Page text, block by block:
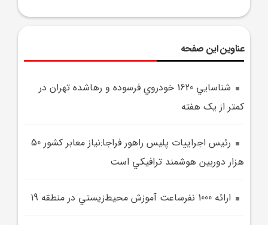
عناوین این صفحه
شناسايي 1620 خودروي فرسوده و رهاشده تهران در
کمتر از يک هفته
رئيس اجراييات پليس راهور فراجا:نياز معابر کشور 50
هزار دوربين هوشمند ترافيکي است
ارائه 1000 نفرساعت آموزش محيط‌زيستي در منطقه 19